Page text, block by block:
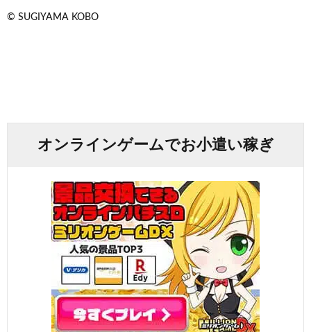
©︎ SUGIYAMA KOBO
オンラインゲームでお小遣い稼ぎ